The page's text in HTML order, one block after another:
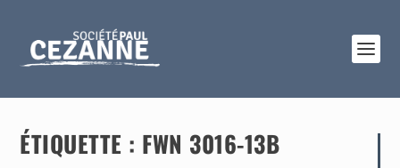
ÉTIQUETTE : FWN 3016-13B